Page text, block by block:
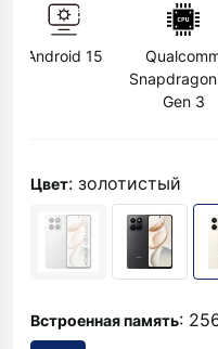
Android 15
Gen 3
Цвет: золотистый
Встроенная память: